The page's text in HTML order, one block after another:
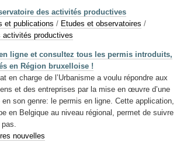
des activités productives
et publications / Etudes et observatoires /
activités productives
ligne et consultez tous les permis introduits,
en Région bruxelloise !
en charge de l’Urbanisme a voulu répondre aux
et des entreprises par la mise en œuvre d’une
son genre: le permis en ligne. Cette application,
en Belgique au niveau régional, permet de suivre
nouvelles